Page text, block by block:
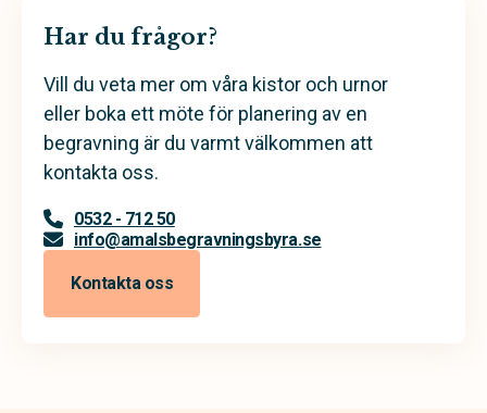
Har du frågor?
Vill du veta mer om våra kistor och urnor
eller boka ett möte för planering av en
begravning är du varmt välkommen att
kontakta oss.
0532 - 712 50
info@amalsbegravningsbyra.se
Kontakta oss